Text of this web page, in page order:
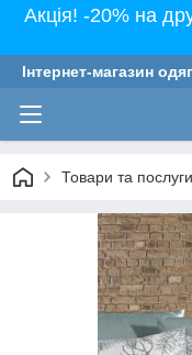
Акція! -20% на
Інтернет-магазин
Товари та послуги